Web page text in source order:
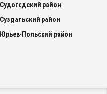
Судогодский район
Суздальский район
Юрьев-Польский район